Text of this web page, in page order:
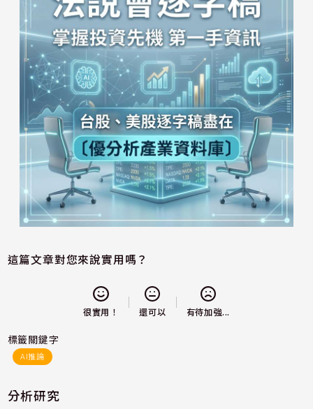
這篇文章對您來說實用嗎？
很實用！ 還可以 有待加強...
標籤關鍵字
AI推論
分析研究